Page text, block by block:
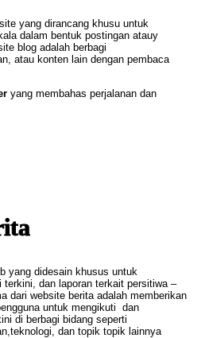
yang dirancang khusu untuk
dalam bentuk postingan atauy
blog adalah berbagi
atau konten lain dengan pembaca
yang membahas perjalanan dan
yang didesain khusus untuk
dan laporan terkait persitiwa –
dari website berita adalah memberikan
untuk mengikuti dan
di berbagi bidang seperti
dan topik topik lainnya